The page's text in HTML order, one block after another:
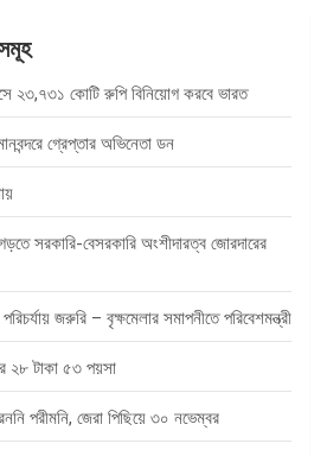
২৩,৭৩১ কোটি রুপি বিনিয়োগ করবে ভারত
গ্রেপ্তার অভিনেতা ডন
সরকারি-বেসরকারি অংশীদারত্ব জোরদারের
জরুরি – বৃক্ষমেলার সমাপনীতে পরিবেশমন্ত্রী
২৮ টাকা ৫৩ পয়সা
পরীমনি, জেরা পিছিয়ে ৩০ নভেম্বর